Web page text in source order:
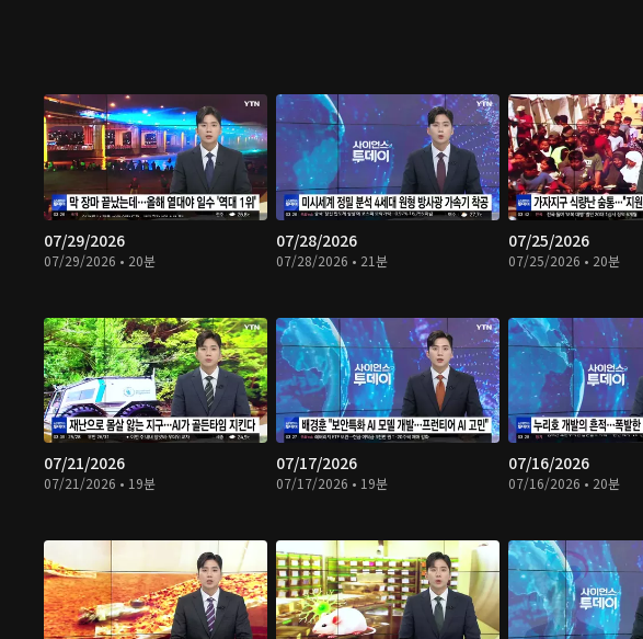
07/29/2026
07/29/2026 • 20분
07/28/2026
07/28/2026 • 21분
07/25/2026
07/25/2026 • 20분
07/21/2026
07/21/2026 • 19분
07/17/2026
07/17/2026 • 19분
07/16/2026
07/16/2026 • 20분